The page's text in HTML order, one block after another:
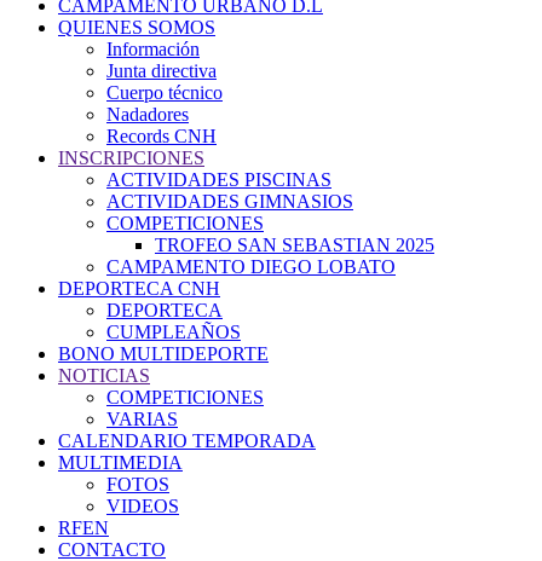
CAMPAMENTO URBANO D.L
QUIENES SOMOS
Información
Junta directiva
Cuerpo técnico
Nadadores
Records CNH
INSCRIPCIONES
ACTIVIDADES PISCINAS
ACTIVIDADES GIMNASIOS
COMPETICIONES
TROFEO SAN SEBASTIAN 2025
CAMPAMENTO DIEGO LOBATO
DEPORTECA CNH
DEPORTECA
CUMPLEAÑOS
BONO MULTIDEPORTE
NOTICIAS
COMPETICIONES
VARIAS
CALENDARIO TEMPORADA
MULTIMEDIA
FOTOS
VIDEOS
RFEN
CONTACTO